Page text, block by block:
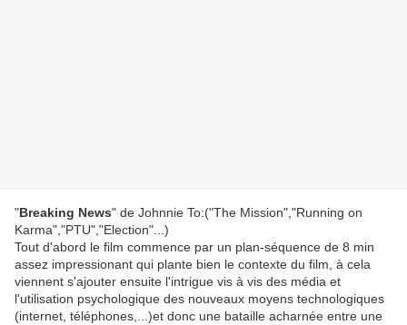
"Breaking News" de Johnnie To:("The Mission","Running on
Karma","PTU","Election"...)
Tout d'abord le film commence par un plan-séquence de 8 min
assez impressionant qui plante bien le contexte du film, à cela
viennent s'ajouter ensuite l'intrigue vis à vis des média et
l'utilisation psychologique des nouveaux moyens technologiques
(internet, téléphones,...)et donc une bataille acharnée entre une